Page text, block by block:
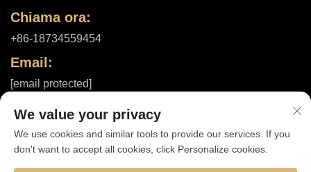
Chiama ora:
+86-18734559454
Email:
[email protected]
Diritti d'autore © 2025 di Shanxi ShuheHealth Co., Ltd. |Informativa
sulla privacy
We value your privacy
We use cookies and similar tools to provide our services. If you
don't want to accept all cookies, click Personalize cookies.